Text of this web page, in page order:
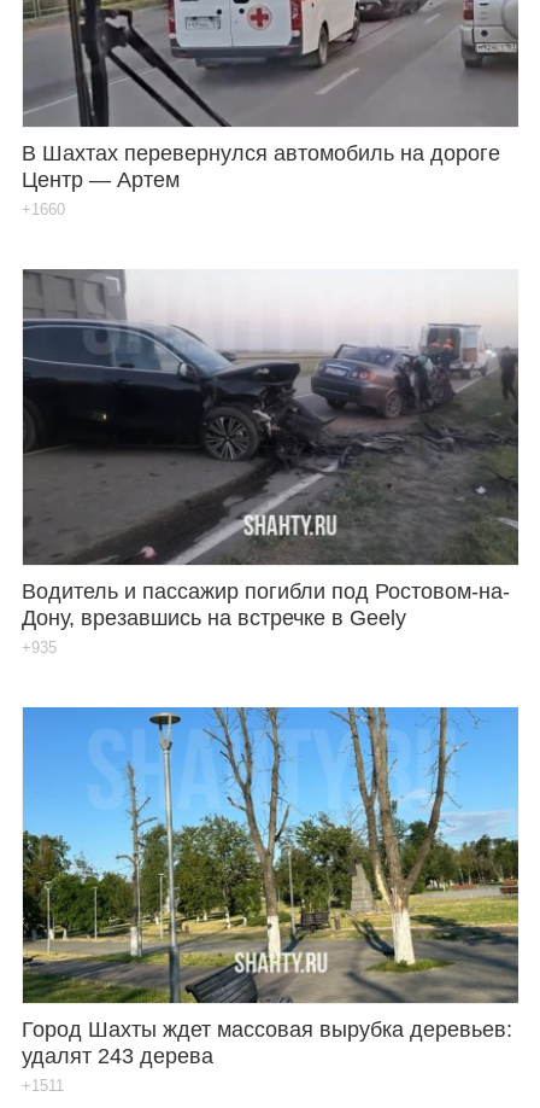
В Шахтах перевернулся автомобиль на дороге
Центр — Артем
+1660
Водитель и пассажир погибли под Ростовом-на-
Дону, врезавшись на встречке в Geely
+935
Город Шахты ждет массовая вырубка деревьев:
удалят 243 дерева
+1511